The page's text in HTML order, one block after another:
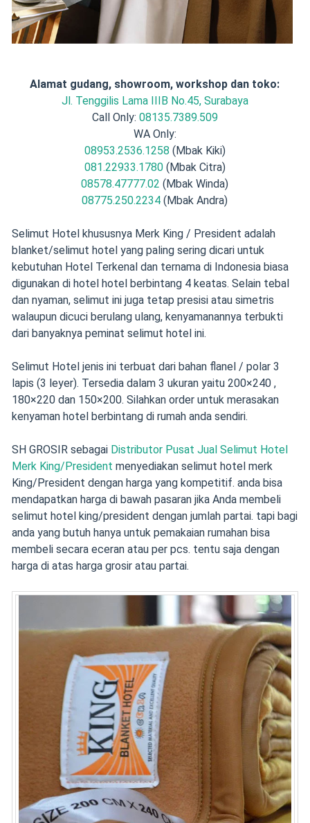
Alamat gudang, showroom, workshop dan toko:
Jl. Tenggilis Lama IIIB No.45, Surabaya
Call Only: 08135.7389.509
WA Only:
08953.2536.1258 (Mbak Kiki)
081.22933.1780(Mbak Citra)
08578.47777.02 (Mbak Winda)
08775.250.2234 (Mbak Andra)
Selimut Hotel khususnya Merk King / President adalah
blanket/selimut hotel yang paling sering dicari untuk
kebutuhan Hotel Terkenal dan ternama di Indonesia biasa
digunakan di hotel hotel berbintang 4 keatas. Selain tebal
dan nyaman, selimut ini juga tetap presisi atau simetris
walaupun dicuci berulang ulang, kenyamanannya terbukti
dari banyaknya peminat selimut hotel ini.
Selimut Hotel jenis ini terbuat dari bahan flanel / polar 3
lapis (3 leyer). Tersedia dalam 3 ukuran yaitu 200×240 ,
180×220 dan 150×200. Silahkan order untuk merasakan
kenyaman hotel berbintang di rumah anda sendiri.
SH GROSIR sebagai Distributor Pusat Jual Selimut Hotel
Merk King/President menyediakan selimut hotel merk
King/President dengan harga yang kompetitif. anda bisa
mendapatkan harga di bawah pasaran jika Anda membeli
selimut hotel king/president dengan jumlah partai. tapi bagi
anda yang butuh hanya untuk pemakaian rumahan bisa
membeli secara eceran atau per pcs. tentu saja dengan
harga di atas harga grosir atau partai.